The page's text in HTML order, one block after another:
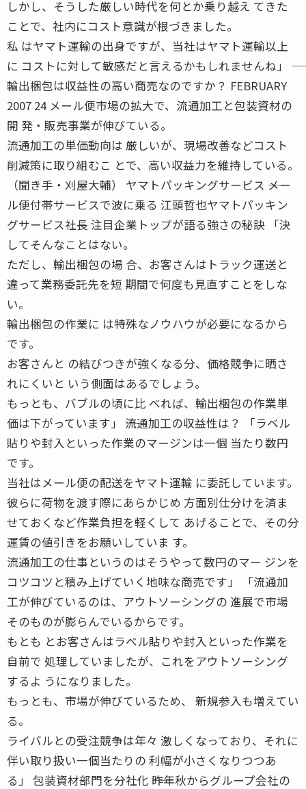
しかし、そうした厳しい時代を何とか乗り越え てきた
ことで、社内にコスト意識が根づきました。
私 はヤマト運輸の出身ですが、当社はヤマト運輸以上
に コストに対して敏感だと言えるかもしれませんね」 ――
輸出梱包は収益性の高い商売なのですか？ FEBRUARY
2007 24 メール便市場の拡大で、流通加工と包装資材の
開 発・販売事業が伸びている。
流通加工の単価動向は 厳しいが、現場改善などコスト
削減策に取り組むこ とで、高い収益力を維持している。
（聞き手・刈屋大輔） ヤマトパッキングサービス ――メー
ル便付帯サービスで波に乗る 江頭哲也ヤマトパッキン
グサービス社長 注目企業トップが語る強さの秘訣 「決
してそんなことはない。
ただし、輸出梱包の場 合、お客さんはトラック運送と
違って業務委託先を短 期間で何度も見直すことをしな
い。
輸出梱包の作業に は特殊なノウハウが必要になるから
です。
お客さんと の結びつきが強くなる分、価格競争に晒さ
れにくいと いう側面はあるでしょう。
もっとも、バブルの頃に比 べれば、輸出梱包の作業単
価は下がっています」 ――流通加工の収益性は？ 「ラベル
貼りや封入といった作業のマージンは一個 当たり数円
です。
当社はメール便の配送をヤマト運輸 に委託しています。
彼らに荷物を渡す際にあらかじめ 方面別仕分けを済ま
せておくなど作業負担を軽くして あげることで、その分
運賃の値引きをお願いしていま す。
流通加工の仕事というのはそうやって数円のマー ジンを
コツコツと積み上げていく地味な商売です」 「流通加
工が伸びているのは、アウトソーシングの 進展で市場
そのものが膨らんでいるからです。
もとも とお客さんはラベル貼りや封入といった作業を
自前で 処理していましたが、これをアウトソーシング
するよ うになりました。
もっとも、市場が伸びているため、 新規参入も増えてい
る。
ライバルとの受注競争は年々 激しくなっており、それに
伴い取り扱い一個当たりの 利幅が小さくなりつつあ
る」 包装資材部門を分社化 ――昨年秋からグループ会社の